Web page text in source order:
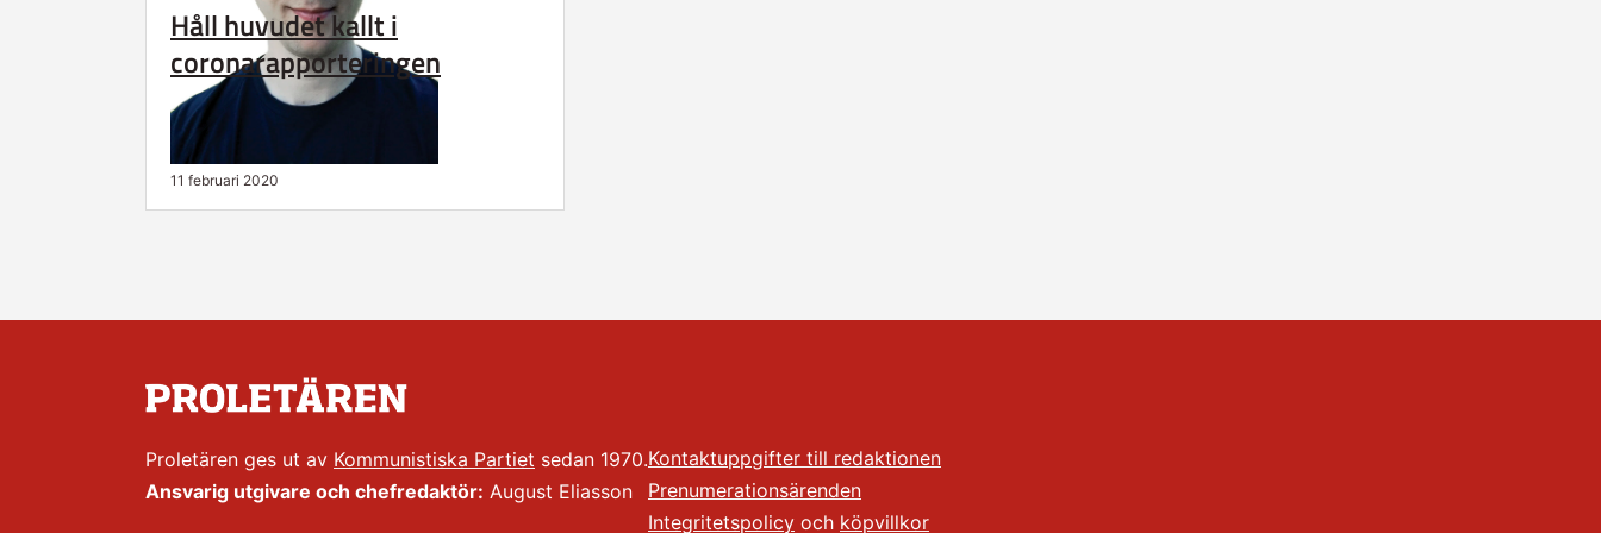
Håll huvudet kallt i
coronarapporteringen
11 februari 2020
Proletären ges ut av Kommunistiska Partiet sedan 1970.
Ansvarig utgivare och chefredaktör: August Eliasson
Kontaktuppgifter till redaktionen
Prenumerationsärenden
Integritetspolicy och köpvillkor